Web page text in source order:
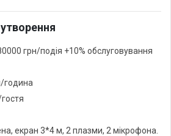
грн/подія +10% обслуговування
година
екран 3*4 м, 2 плазми, 2 мікрофона.